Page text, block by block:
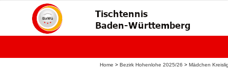
Home > Bezirk Hohenlohe 2025/26 > Mädchen